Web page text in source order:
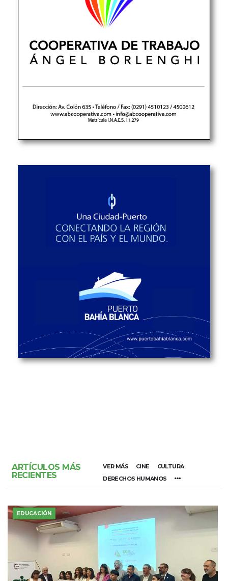
ARTÍCULOS MÁS
RECIENTES
VER MÁS CINE
CULTURA
DERECHOS HUMANOS
EDUCACIÓN